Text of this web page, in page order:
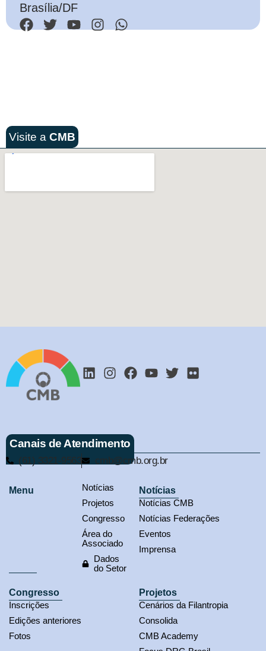
Brasília/DF
Visite a CMB
Canais de Atendimento
(61) 3321-9563 cmb@cmb.org.br
Menu
Notícias
Projetos
Congresso
Área do
Associado
Dados
do Setor
Notícias
Notícias CMB
Notícias Federações
Eventos
Imprensa
Congresso
Inscrições
Edições anteriores
Fotos
Projetos
Cenários da Filantropia
Consolida
CMB Academy